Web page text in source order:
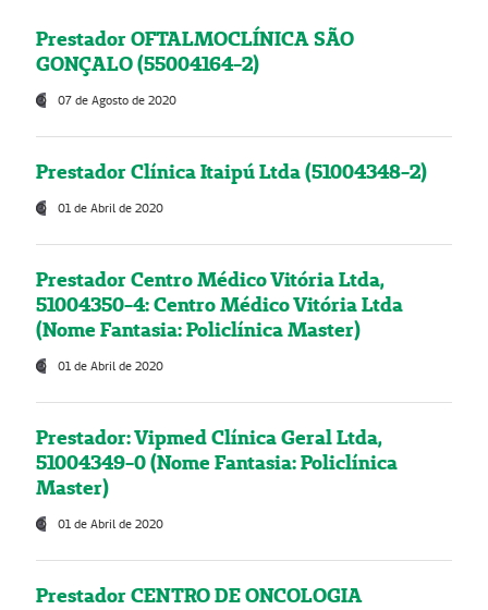
Prestador OFTALMOCLÍNICA SÃO
GONÇALO (55004164-2)
07 de Agosto de 2020
Prestador Clínica Itaipú Ltda (51004348-2)
01 de Abril de 2020
Prestador Centro Médico Vitória Ltda,
51004350-4: Centro Médico Vitória Ltda
(Nome Fantasia: Policlínica Master)
01 de Abril de 2020
Prestador: Vipmed Clínica Geral Ltda,
51004349-0 (Nome Fantasia: Policlínica
Master)
01 de Abril de 2020
Prestador CENTRO DE ONCOLOGIA